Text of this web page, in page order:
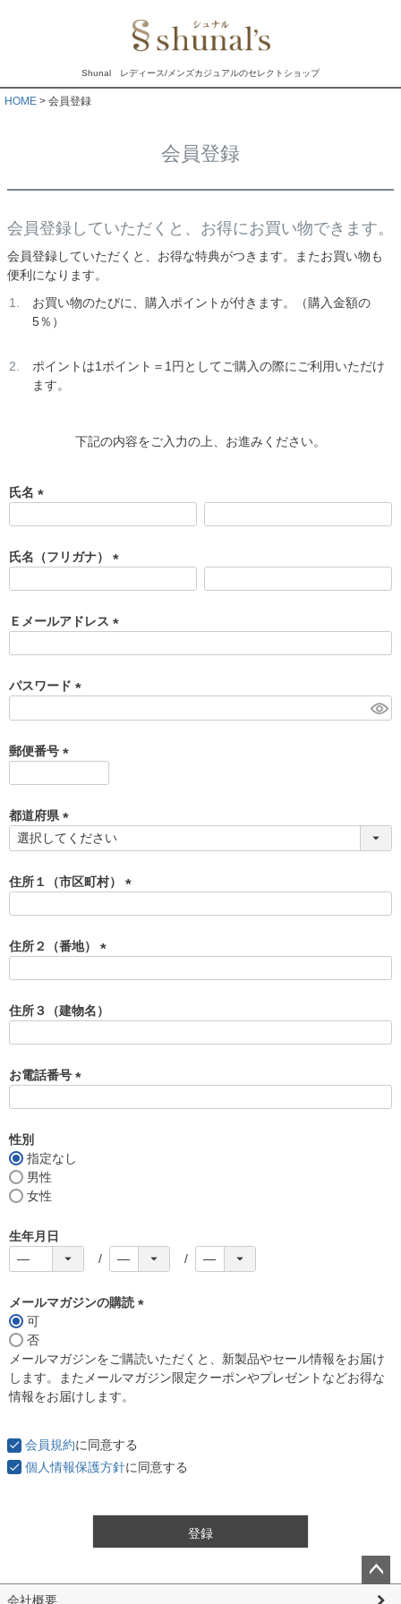
Shunal レディース/メンズカジュアルのセレクトショップ
HOME 会員登録
会員登録
会員登録していただくと、お得にお買い物できます。
会員登録していただくと、お得な特典がつきます。またお買い物も
便利になります。
お買い物のたびに、購入ポイントが付きます。（購入金額の
5％）
ポイントは1ポイント＝1円としてご購入の際にご利用いただけ
ます。
下記の内容をご入力の上、お進みください。
氏名
須
)
氏名（フリガナ）
須
)
Ｅメールアドレス
)
パスワード
)
郵便番号
須
)
都道府県
(
須
)
住所１（市区町村）
)
住所２（番地）
須
)
住所３（建物名）
お電話番号
性別
指定なし
男性
女性
生年月日
メールマガジンの購読
須
)
可
否
メールマガジンをご購読いただくと、新製品やセール情報をお届け
します。またメールマガジン限定クーポンやプレゼントなどお得な
情報をお届けします。
会員規約に同意する
個人情報保護方針に同意する
登録
ペー
会社概要